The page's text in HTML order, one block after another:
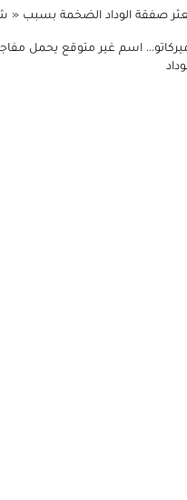
صفقة الوداد الضخمة بسبب «
اسم غير متوقع يحمل